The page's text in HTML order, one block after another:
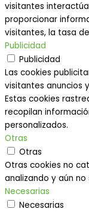
visitantes
proporcionar
visitantes, la tasa
Publicidad
Publicidad
Las cookies
visitantes anuncios
Estas cookies
recopilan
personalizados.
Otras
Otras
Otras cookies no
analizando y aún
Necesarias
Necesarias